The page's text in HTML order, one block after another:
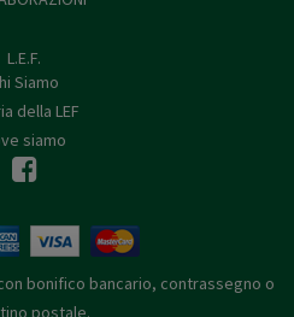
L.E.F.
Siamo
della LEF
siamo
bonifico bancario, contrassegno o
postale.